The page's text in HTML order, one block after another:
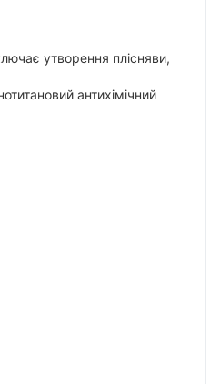
утворення плісняви,
антихімічний